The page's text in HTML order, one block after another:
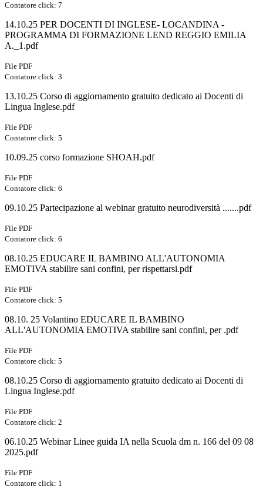
Contatore click: 7
14.10.25 PER DOCENTI DI INGLESE- LOCANDINA -
PROGRAMMA DI FORMAZIONE LEND REGGIO EMILIA
A._1.pdf
File PDF
Contatore click: 3
13.10.25 Corso di aggiornamento gratuito dedicato ai Docenti di
Lingua Inglese.pdf
File PDF
Contatore click: 5
10.09.25 corso formazione SHOAH.pdf
File PDF
Contatore click: 6
09.10.25 Partecipazione al webinar gratuito neurodiversità .......pdf
File PDF
Contatore click: 6
08.10.25 EDUCARE IL BAMBINO ALL'AUTONOMIA
EMOTIVA stabilire sani confini, per rispettarsi.pdf
File PDF
Contatore click: 5
08.10. 25 Volantino EDUCARE IL BAMBINO
ALL'AUTONOMIA EMOTIVA stabilire sani confini, per .pdf
File PDF
Contatore click: 5
08.10.25 Corso di aggiornamento gratuito dedicato ai Docenti di
Lingua Inglese.pdf
File PDF
Contatore click: 2
06.10.25 Webinar Linee guida IA nella Scuola dm n. 166 del 09 08
2025.pdf
File PDF
Contatore click: 1